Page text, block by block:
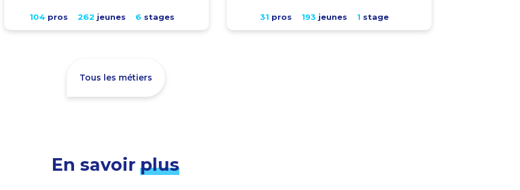
104pros 262 jeunes 6 stages 31 pros 193 jeunes 1 stage
Tous les métiers
En savoir plus